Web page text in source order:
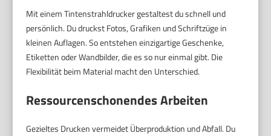
Mit einem Tintenstrahldrucker gestaltest du schnell und
persönlich. Du druckst Fotos, Grafiken und Schriftzüge in
kleinen Auflagen. So entstehen einzigartige Geschenke,
Etiketten oder Wandbilder, die es so nur einmal gibt. Die
Flexibilität beim Material macht den Unterschied.
Ressourcenschonendes Arbeiten
Gezieltes Drucken vermeidet Überproduktion und Abfall. Du